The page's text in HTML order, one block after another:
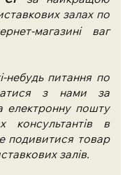
залах по
магазині ваг
питання по
з нами за
електронну пошту
в
подивитися товар
залів.